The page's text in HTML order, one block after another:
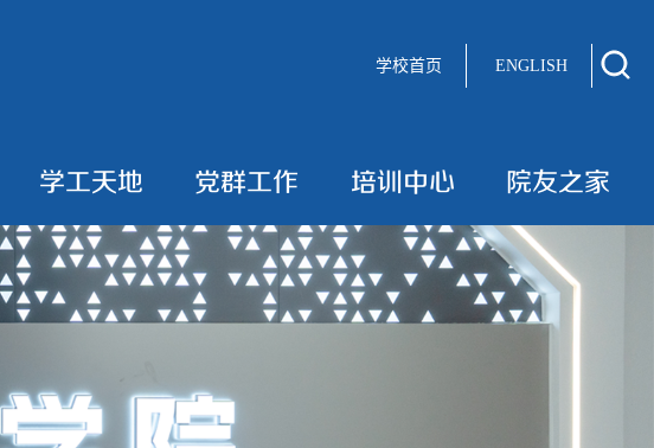
学校首页 ENGLISH
学工天地 党群工作 培训中心 院友之家